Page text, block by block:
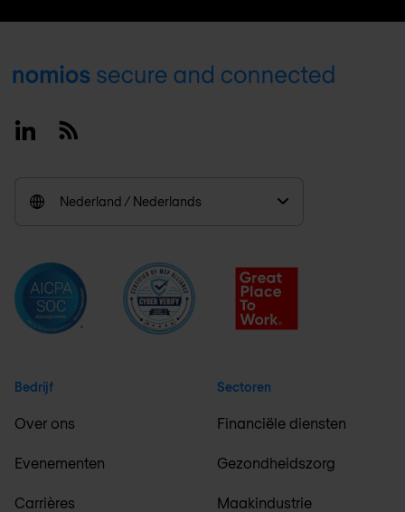
Footer
LinkedinRSS
Nederland / Nederlands
Bedrijf
Over ons
Evenementen
Carrières
Sectoren
Financiële diensten
Gezondheidszorg
Maakindustrie